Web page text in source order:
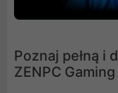
Poznaj pełną i
ZENPC Gaming